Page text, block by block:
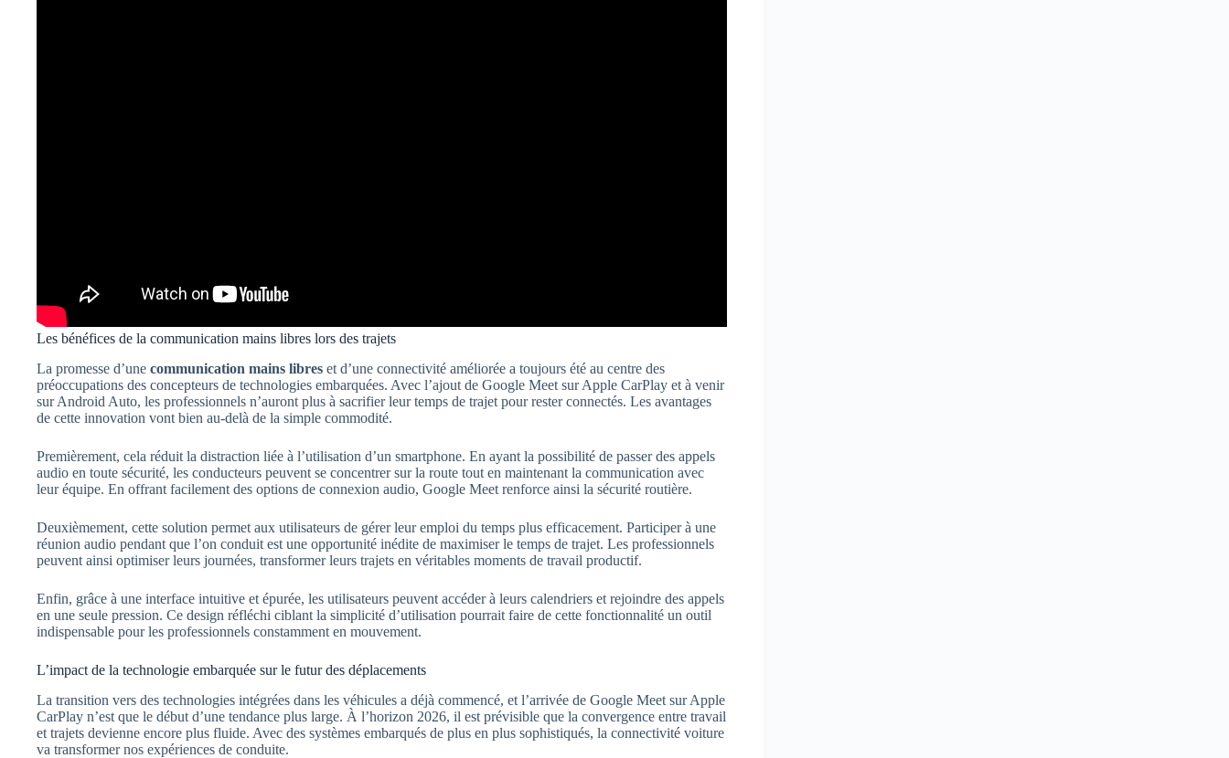
Les bénéfices de la communication mains libres lors des trajets
La promesse d’une communication mains libres et d’une connectivité améliorée a toujours été au centre des
préoccupations des concepteurs de technologies embarquées. Avec l’ajout de Google Meet sur Apple CarPlay et à venir
sur Android Auto, les professionnels n’auront plus à sacrifier leur temps de trajet pour rester connectés. Les avantages
de cette innovation vont bien au-delà de la simple commodité.
Premièrement, cela réduit la distraction liée à l’utilisation d’un smartphone. En ayant la possibilité de passer des appels
audio en toute sécurité, les conducteurs peuvent se concentrer sur la route tout en maintenant la communication avec
leur équipe. En offrant facilement des options de connexion audio, Google Meet renforce ainsi la sécurité routière.
Deuxièmement, cette solution permet aux utilisateurs de gérer leur emploi du temps plus efficacement. Participer à une
réunion audio pendant que l’on conduit est une opportunité inédite de maximiser le temps de trajet. Les professionnels
peuvent ainsi optimiser leurs journées, transformer leurs trajets en véritables moments de travail productif.
Enfin, grâce à une interface intuitive et épurée, les utilisateurs peuvent accéder à leurs calendriers et rejoindre des appels
en une seule pression. Ce design réfléchi ciblant la simplicité d’utilisation pourrait faire de cette fonctionnalité un outil
indispensable pour les professionnels constamment en mouvement.
L’impact de la technologie embarquée sur le futur des déplacements
La transition vers des technologies intégrées dans les véhicules a déjà commencé, et l’arrivée de Google Meet sur Apple
CarPlay n’est que le début d’une tendance plus large. À l’horizon 2026, il est prévisible que la convergence entre travail
et trajets devienne encore plus fluide. Avec des systèmes embarqués de plus en plus sophistiqués, la connectivité voiture
va transformer nos expériences de conduite.